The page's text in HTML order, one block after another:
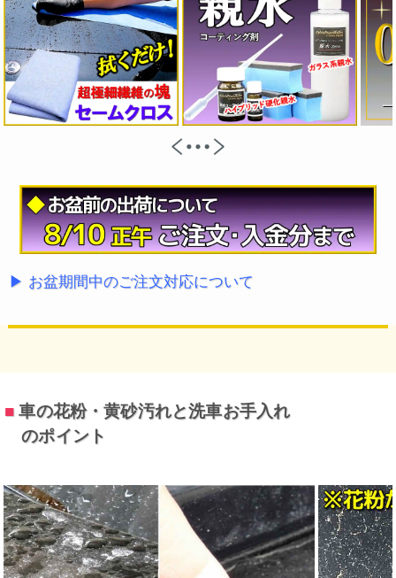
▶ お盆期間中のご注文対応について
■ 車の花粉・黄砂汚れと洗車お手入れ
のポイント